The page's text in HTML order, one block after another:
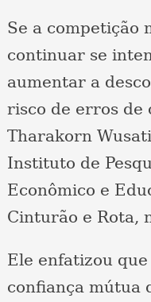
Se a competição
continuar se
aumentar a
risco de erros de
Tharakorn
Instituto de
Econômico e
Cinturão e Rota,
Ele enfatizou
confiança mútua